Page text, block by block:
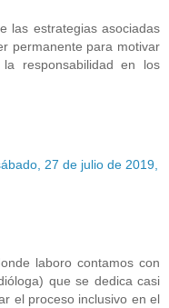
las estrategias asociadas
permanente para motivar
responsabilidad en los
27 de julio de 2019,
laboro contamos con
que se dedica casi
el proceso inclusivo en el